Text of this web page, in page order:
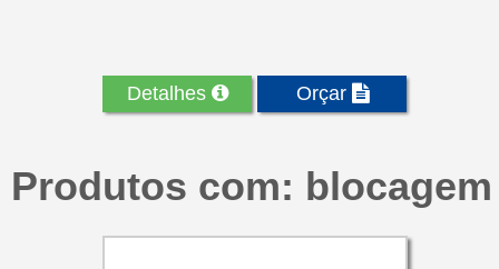
Detalhes Orçar
Produtos com: blocagem